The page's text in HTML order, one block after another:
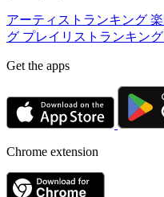
アーティストランキング
グ プレイリストランキング
Get the apps
Chrome extension